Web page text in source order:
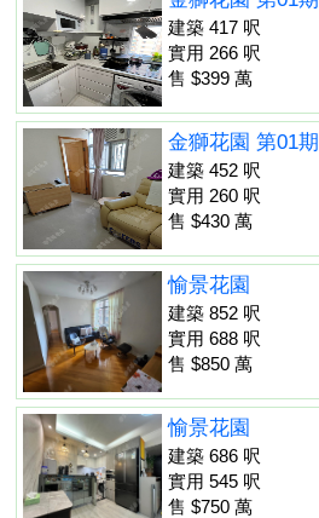
建築 417 呎
實用 266 呎
售 $399 萬
金獅花園 第01期
建築 452 呎
實用 260 呎
售 $430 萬
愉景花園
建築 852 呎
實用 688 呎
售 $850 萬
愉景花園
建築 686 呎
實用 545 呎
售 $750 萬